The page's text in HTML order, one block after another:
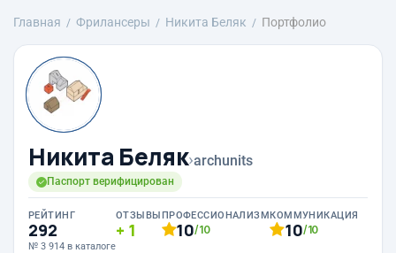
Главная Фрилансеры Никита Беляк Портфолио
Никита Беляк›archunits
Паспорт верифицирован
РЕЙТИНГ
292
№ 3 914 в каталоге
ОТЗЫВЫ
1
ПРОФЕССИОНАЛИЗМ
10/10
КОММУНИКАЦИЯ
10/10